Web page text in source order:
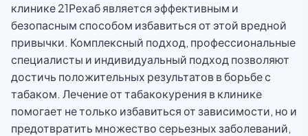
клинике 21Рехаб является эффективным и
безопасным способом избавиться от этой вредной
привычки. Комплексный подход, профессиональные
специалисты и индивидуальный подход позволяют
достичь положительных результатов в борьбе с
табаком. Лечение от табакокурения в клинике
помогает не только избавиться от зависимости, но и
предотвратить множество серьезных заболеваний,